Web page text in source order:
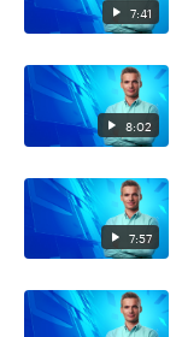
7:41
8:02
7:57